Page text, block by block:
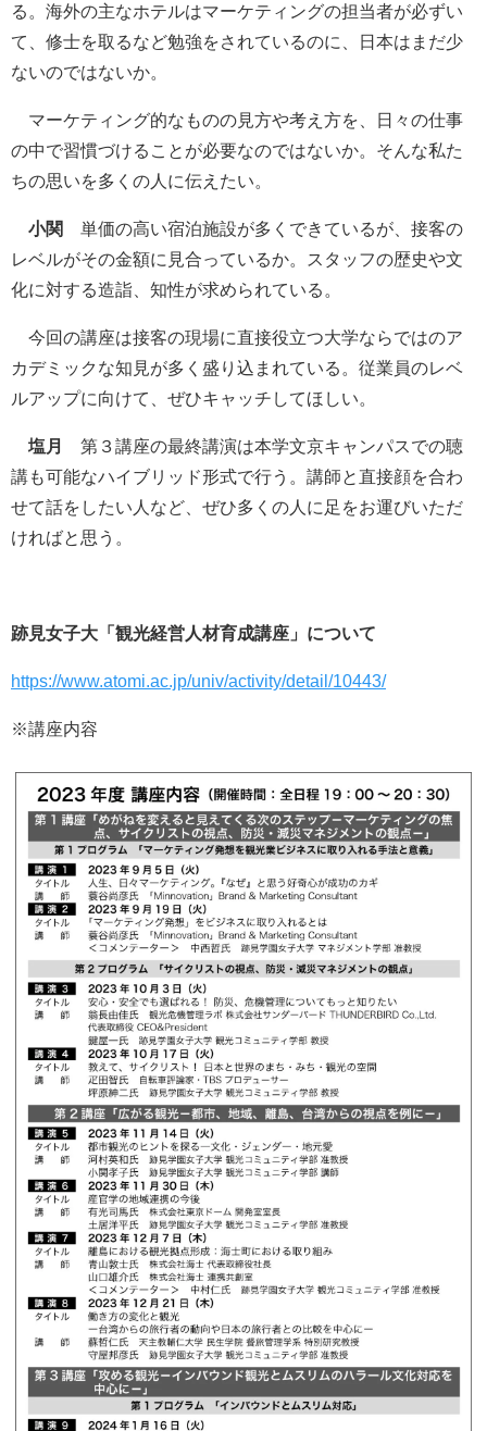
る。海外の主なホテルはマーケティングの担当者が必ずい
て、修士を取るなど勉強をされているのに、日本はまだ少
ないのではないか。
マーケティング的なものの見方や考え方を、日々の仕事
の中で習慣づけることが必要なのではないか。そんな私た
ちの思いを多くの人に伝えたい。
小関 単価の高い宿泊施設が多くできているが、接客の
レベルがその金額に見合っているか。スタッフの歴史や文
化に対する造詣、知性が求められている。
今回の講座は接客の現場に直接役立つ大学ならではのア
カデミックな知見が多く盛り込まれている。従業員のレベ
ルアップに向けて、ぜひキャッチしてほしい。
塩月 第３講座の最終講演は本学文京キャンパスでの聴
講も可能なハイブリッド形式で行う。講師と直接顔を合わ
せて話をしたい人など、ぜひ多くの人に足をお運びいただ
ければと思う。
跡見女子大「観光経営人材育成講座」について
https://www.atomi.ac.jp/univ/activity/detail/10443/
※講座内容